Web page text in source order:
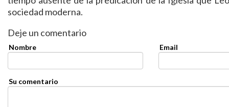
sociedad moderna.
Deje un comentario
Nombre Email
Su comentario